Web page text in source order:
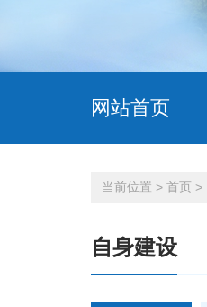
网站首页
当前位置 > 首页 >
自身建设